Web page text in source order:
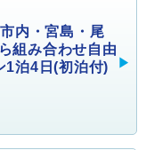
内・宮島・尾
組み合わせ自由
1泊4日(初泊付)